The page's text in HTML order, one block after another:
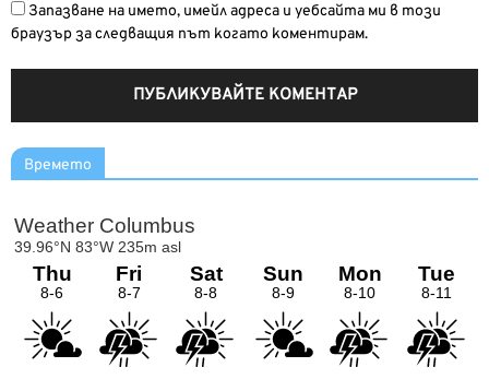
Запазване на името, имейл адреса и уебсайта ми в този
браузър за следващия път когато коментирам.
Времето